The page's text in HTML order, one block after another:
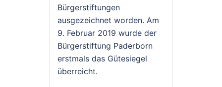
Bürgerstiftungen
ausgezeichnet worden. Am
9. Februar 2019 wurde der
Bürgerstiftung Paderborn
erstmals das Gütesiegel
überreicht.